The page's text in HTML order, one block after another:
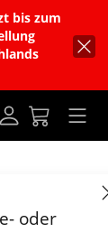
bis zum
oder